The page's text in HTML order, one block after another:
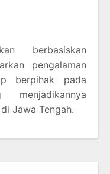
berbasiskan
pengalaman
berpihak pada
Jawa Tengah.